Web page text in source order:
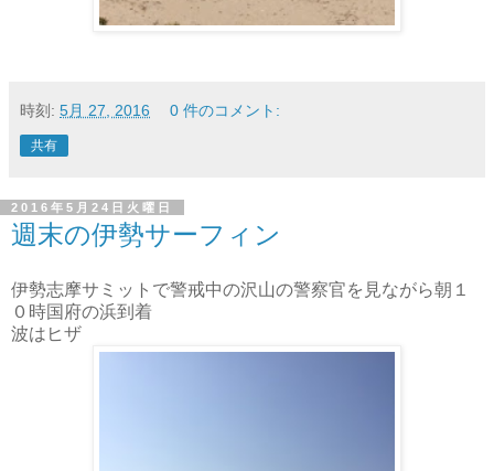
時刻: 5月 27, 2016 0 件のコメント:
共有
2016年5月24日火曜日
週末の伊勢サーフィン
伊勢志摩サミットで警戒中の沢山の警察官を見ながら朝１
０時国府の浜到着
波はヒザ